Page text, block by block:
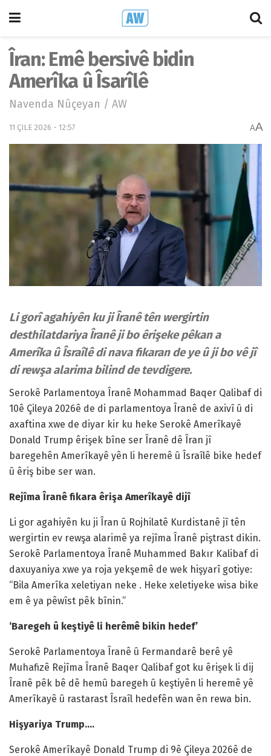
Îran: Emê bersivê bidin
Amerîka û Îsarîlê
Navenda Nûçeyan / AW
11 ÇILE 2026 - 12:57 AA
Li gorî agahiyên ku ji Îranê tên wergirtin
desthilatdariya Îranê ji bo êrişeke pêkan a
Amerîka û Îsraîlê di nava fikaran de ye û ji bo vê jî
di rewşa alarima bilind de tevdigere.
Serokê Parlamentoya Îranê Mohammad Baqer Qalibaf di
10ê Çileya 2026ê de di parlamentoya Îranê de axivî û di
axaftina xwe de diyar kir ku heke Serokê Amerîkayê
Donald Trump êrişek bîne ser Îranê dê Îran jî
baregehên Amerîkayê yên li heremê û Îsraîlê bike hedef
û êriş bibe ser wan.
Rejîma Îranê fikara êrişa Amerîkayê dijî
Li gor agahiyên ku ji Îran û Rojhilatê Kurdistanê jî tên
wergirtin ev rewşa alarimê ya rejîma Îranê piştrast dikin.
Serokê Parlamentoya Îranê Muhammed Bakır Kalibaf di
daxuyaniya xwe ya roja yekşemê de wek hişyarî gotiye:
“Bila Amerîka xeletiyan neke . Heke xeletiyeke wisa bike
em ê ya pêwîst pêk bînin.”
‘Baregeh û keştiyê li herêmê bikin hedef’
Serokê Parlamentoya Îranê û Fermandarê berê yê
Muhafizê Rejîma Îranê Baqer Qalibaf got ku êrişek li dij
Îranê pêk bê dê hemû baregeh û keştiyên li heremê yê
Amerîkayê û rastarast Îsraîl hedefên wan ên rewa bin.
Hişyariya Trump….
Serokê Amerîkayê Donald Trump di 9ê Çileya 2026ê de